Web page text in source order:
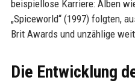
beispiellose Karriere: Alben
„Spiceworld“ (1997) folgten,
Brit Awards und unzählige
Die Entwicklung